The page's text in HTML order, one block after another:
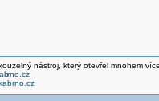
nástroj, který otevřel mnohem
rno.cz